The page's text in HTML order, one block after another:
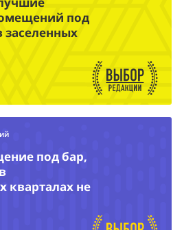
под
заселенных
под бар,
кварталах не